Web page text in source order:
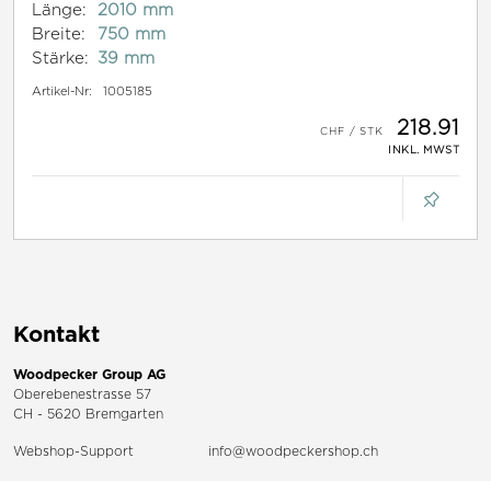
Länge:
2010 mm
Breite:
750 mm
Stärke:
39 mm
Artikel-Nr: 1005185
218.91
INKL. MWST
Kontakt
Woodpecker Group AG
Oberebenestrasse 57
CH - 5620 Bremgarten
Webshop-Support info@woodpeckershop.ch